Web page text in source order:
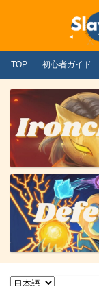
TOP 初心者ガイド